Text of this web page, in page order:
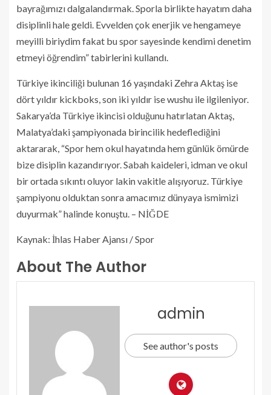
bayrağımızı dalgalandırmak. Sporla birlikte hayatım daha
disiplinli hale geldi. Evvelden çok enerjik ve hengameye
meyilli biriydim fakat bu spor sayesinde kendimi denetim
etmeyi öğrendim” tabirlerini kullandı.
Türkiye ikinciliği bulunan 16 yaşındaki Zehra Aktaş ise
dört yıldır kickboks, son iki yıldır ise wushu ile ilgileniyor.
Sakarya’da Türkiye ikincisi olduğunu hatırlatan Aktaş,
Malatya’daki şampiyonada birincilik hedeflediğini
aktararak, “Spor hem okul hayatında hem günlük ömürde
bize disiplin kazandırıyor. Sabah kaideleri, idman ve okul
bir ortada sıkıntı oluyor lakin vakitle alışıyoruz. Türkiye
şampiyonu olduktan sonra amacımız dünyaya ismimizi
duyurmak” halinde konuştu. – NİĞDE
Kaynak: İhlas Haber Ajansı / Spor
About The Author
admin
See author's posts